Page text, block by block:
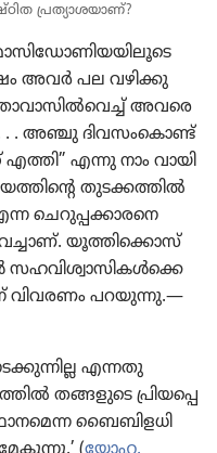
പ്രത്യാ​ശ​യാണ്‌?
അവർ പല വഴിക്കു
അവരെ​
. . അഞ്ചു ദിവസം​കൊണ്ട്‌
എന്നു നാം വായി​
തുടക്ക​ത്തിൽ
ചെറു​പ്പ​ക്കാ​രനെ
യൂത്തി​ക്കൊസ്‌
സഹവി​ശ്വാ​സി​കൾക്കെ​
വിവരണം പറയുന്നു.—
എന്നതു
തങ്ങളുടെ പ്രിയ​പ്പെ​
ബൈബി​ള​ധി​